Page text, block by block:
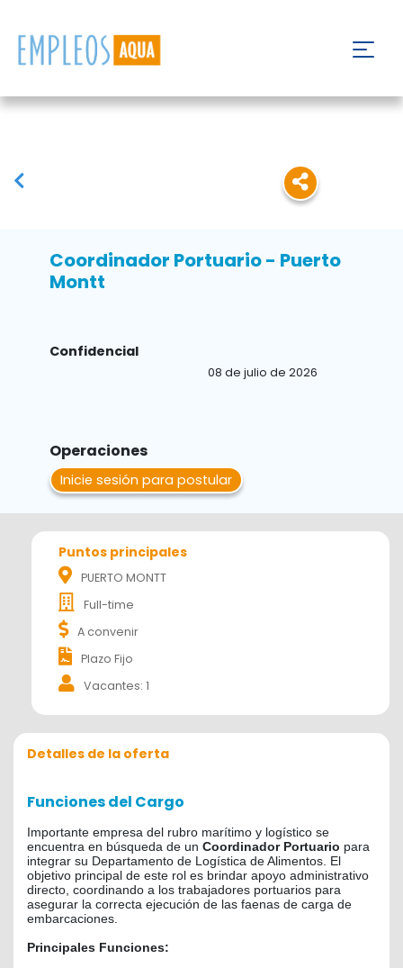
Coordinador Portuario - Puerto
Montt
Confidencial
08 de julio de 2026
Operaciones
Inicie sesión para postular
Puntos principales
PUERTO MONTT
Full-time
A convenir
Plazo Fijo
Vacantes: 1
Detalles de la oferta
Funciones del Cargo
Importante empresa del rubro marítimo y logístico se
encuentra en búsqueda de un Coordinador Portuario para
integrar su Departamento de Logística de Alimentos . El
objetivo principal de este rol es brindar apoyo administrativo
directo, coordinando a los trabajadores portuarios para
asegurar la correcta ejecución de las faenas de carga de
embarcaciones
Principales Funciones: